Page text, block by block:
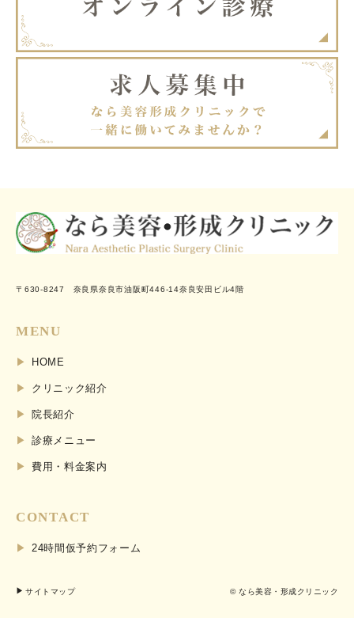
〒630-8247 奈良県奈良市油阪町446-14奈良安田ビル4階
MENU
HOME
クリニック紹介
院長紹介
診療メニュー
費用・料金案内
CONTACT
24時間仮予約フォーム
サイトマップ © なら美容・形成クリニック